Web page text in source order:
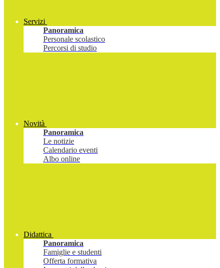
Servizi
Panoramica
Personale scolastico
Percorsi di studio
Novità
Panoramica
Le notizie
Calendario eventi
Albo online
Didattica
Panoramica
Famiglie e studenti
Offerta formativa